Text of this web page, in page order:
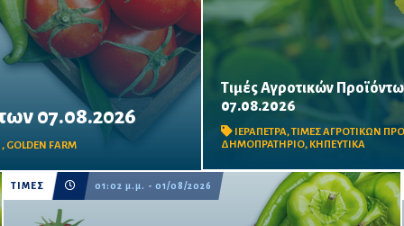
07.08.2026
, GOLDEN FARM
Τιμές Αγροτικών
07.08.2026
ΙΕΡΑΠΕΤΡΑ,ΤΙΜΕΣ ΑΓΡΟΤΙΚΩΝ
ΔΗΜΟΠΡΑΤΗΡΙΟ, ΚΗΠΕΥΤΙΚΑ
Δείτε τις σημερινές τιμές του
δημοπρατηρίου
ΤΙΜΕΣ 01:02 μ.μ. - 01/08/2026